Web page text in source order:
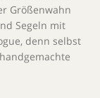
Größenwahn
Segeln mit
denn selbst